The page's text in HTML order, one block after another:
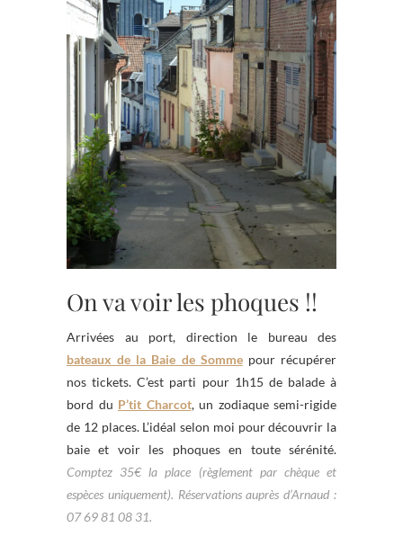
On va voir les phoques !!
Arrivées au port, direction le bureau des
bateaux de la Baie de Sommepour récupérer
nos tickets. C’est parti pour 1h15 de balade à
bord du P’tit Charcot, un zodiaque semi-rigide
de 12 places. L’idéal selon moi pour découvrir la
baie et voir les phoques en toute sérénité.
Comptez 35€ la place (règlement par chèque et
espèces uniquement). Réservations auprès d’Arnaud :
07 69 81 08 31.